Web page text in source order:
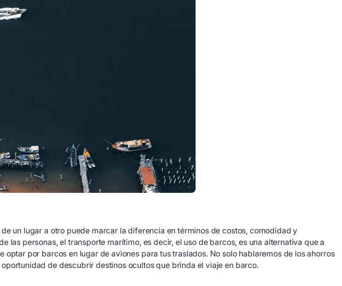
un lugar a otro puede marcar la diferencia en términos de costos, comodidad y
las personas, el transporte marítimo, es decir, el uso de barcos, es una alternativa que a
por barcos en lugar de aviones para tus traslados. No solo hablaremos de los ahorros
de descubrir destinos ocultos que brinda el viaje en barco.